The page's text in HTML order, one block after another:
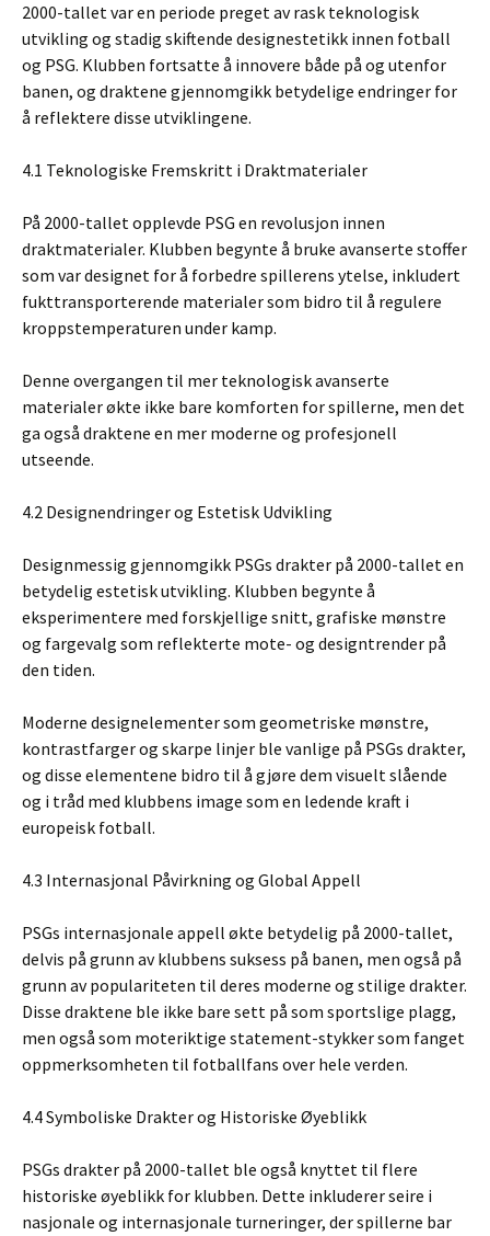
2000-tallet var en periode preget av rask teknologisk
utvikling og stadig skiftende designestetikk innen fotball
og PSG. Klubben fortsatte å innovere både på og utenfor
banen, og draktene gjennomgikk betydelige endringer for
å reflektere disse utviklingene.
4.1 Teknologiske Fremskritt i Draktmaterialer
På 2000-tallet opplevde PSG en revolusjon innen
draktmaterialer. Klubben begynte å bruke avanserte stoffer
som var designet for å forbedre spillerens ytelse, inkludert
fukttransporterende materialer som bidro til å regulere
kroppstemperaturen under kamp.
Denne overgangen til mer teknologisk avanserte
materialer økte ikke bare komforten for spillerne, men det
ga også draktene en mer moderne og profesjonell
utseende.
4.2 Designendringer og Estetisk Udvikling
Designmessig gjennomgikk PSGs drakter på 2000-tallet en
betydelig estetisk utvikling. Klubben begynte å
eksperimentere med forskjellige snitt, grafiske mønstre
og fargevalg som reflekterte mote- og designtrender på
den tiden.
Moderne designelementer som geometriske mønstre,
kontrastfarger og skarpe linjer ble vanlige på PSGs drakter,
og disse elementene bidro til å gjøre dem visuelt slående
og i tråd med klubbens image som en ledende kraft i
europeisk fotball.
4.3 Internasjonal Påvirkning og Global Appell
PSGs internasjonale appell økte betydelig på 2000-tallet,
delvis på grunn av klubbens suksess på banen, men også på
grunn av populariteten til deres moderne og stilige drakter.
Disse draktene ble ikke bare sett på som sportslige plagg,
men også som moteriktige statement-stykker som fanget
oppmerksomheten til fotballfans over hele verden.
4.4 Symboliske Drakter og Historiske Øyeblikk
PSGs drakter på 2000-tallet ble også knyttet til flere
historiske øyeblikk for klubben. Dette inkluderer seire i
nasjonale og internasjonale turneringer, der spillerne bar